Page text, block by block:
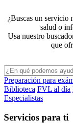
¿Buscas un servicio
salud o
Usa nuestro
que
Preparación para
Biblioteca FVL al día
Especialistas
Servicios para ti